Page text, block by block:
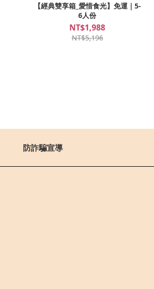
【經典雙享箱_愛惜食光】免運｜5-
6人份
NT$1,988
NT$5,196
防詐騙宣導